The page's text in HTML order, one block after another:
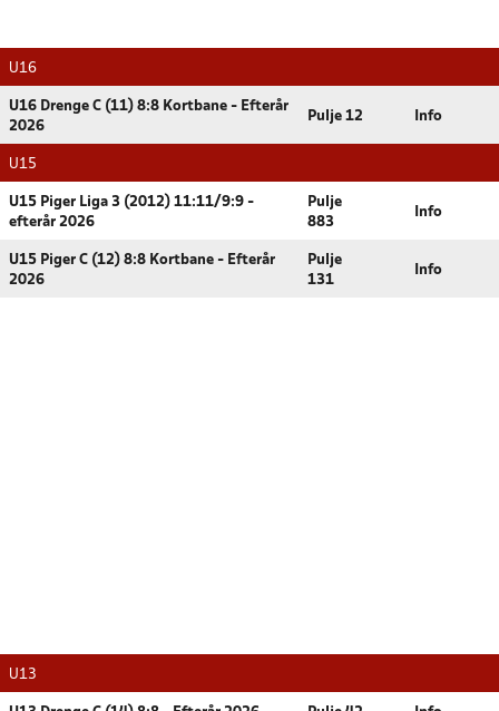
U16
U16 Drenge C (11) 8:8 Kortbane - Efterår
2026
Pulje 12 Info
U15
U15 Piger Liga 3 (2012) 11:11/9:9 -
efterår 2026
Pulje
883
Info
U15 Piger C (12) 8:8 Kortbane - Efterår
2026
Pulje
131
Info
U13